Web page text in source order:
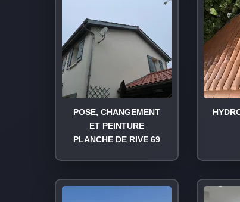
POSE, CHANGEMENT
ET PEINTURE
PLANCHE DE RIVE 69